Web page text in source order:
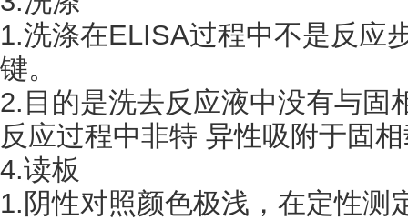
1.洗涤在ELISA过程中不是反应
键。
2.目的是洗去反应液中没有与固
反应过程中非特 异性吸附于固
4.读板
1.阴性对照颜色极浅，在定性测